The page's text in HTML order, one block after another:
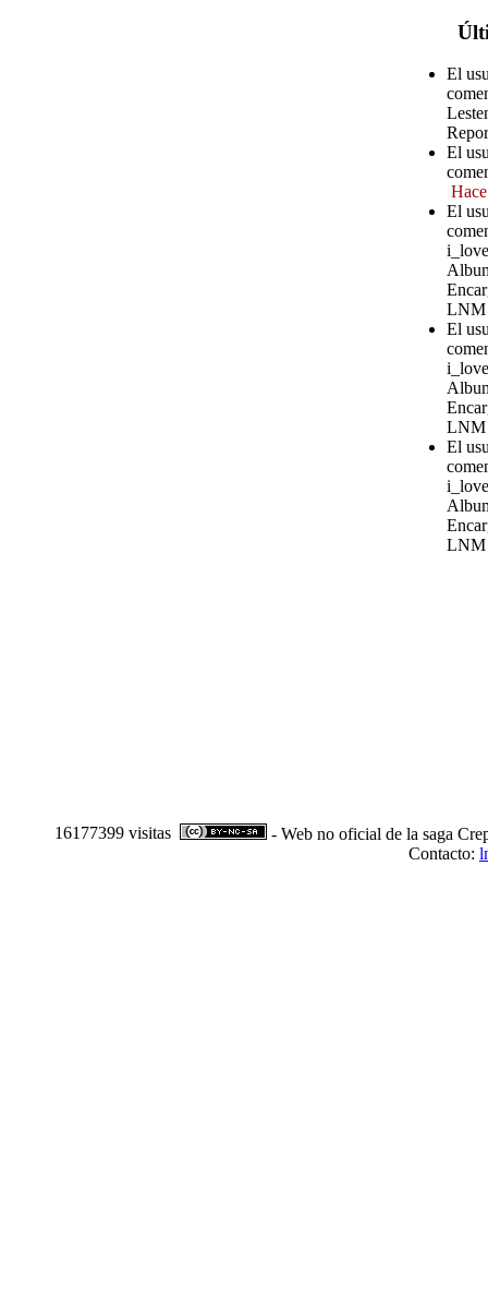
El
El
El
LNM
El
LNM
El
LNM
16177399 visitas
- Web no oficial de la saga
Contacto: